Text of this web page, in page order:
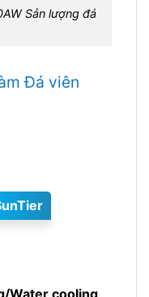
Sản lượng đá
Đá viên
Water cooling